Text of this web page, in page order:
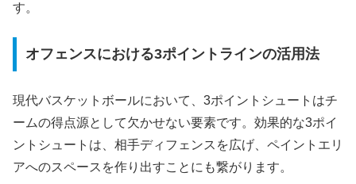
す。
オフェンスにおける3ポイントラインの活用法
現代バスケットボールにおいて、3ポイントシュートはチ
ームの得点源として欠かせない要素です。効果的な3ポイ
ントシュートは、相手ディフェンスを広げ、ペイントエリ
アへのスペースを作り出すことにも繋がります。